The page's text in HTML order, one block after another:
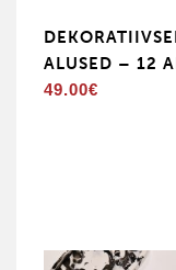
ALUSED – 12
49.00€